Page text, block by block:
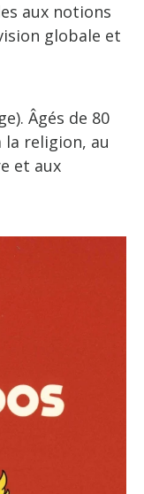
aux notions
globale et
Âgés de 80
religion, au
et aux